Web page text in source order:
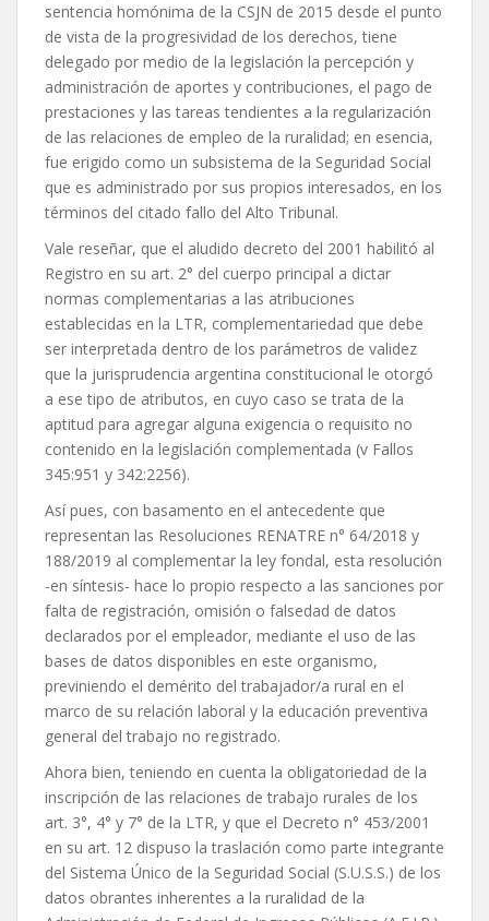
sentencia homónima de la CSJN de 2015 desde el punto
de vista de la progresividad de los derechos, tiene
delegado por medio de la legislación la percepción y
administración de aportes y contribuciones, el pago de
prestaciones y las tareas tendientes a la regularización
de las relaciones de empleo de la ruralidad; en esencia,
fue erigido como un subsistema de la Seguridad Social
que es administrado por sus propios interesados, en los
términos del citado fallo del Alto Tribunal.
Vale reseñar, que el aludido decreto del 2001 habilitó al
Registro en su art. 2° del cuerpo principal a dictar
normas complementarias a las atribuciones
establecidas en la LTR, complementariedad que debe
ser interpretada dentro de los parámetros de validez
que la jurisprudencia argentina constitucional le otorgó
a ese tipo de atributos, en cuyo caso se trata de la
aptitud para agregar alguna exigencia o requisito no
contenido en la legislación complementada (v Fallos
345:951 y 342:2256).
Así pues, con basamento en el antecedente que
representan las Resoluciones RENATRE n° 64/2018 y
188/2019 al complementar la ley fondal, esta resolución
-en síntesis- hace lo propio respecto a las sanciones por
falta de registración, omisión o falsedad de datos
declarados por el empleador, mediante el uso de las
bases de datos disponibles en este organismo,
previniendo el demérito del trabajador/a rural en el
marco de su relación laboral y la educación preventiva
general del trabajo no registrado.
Ahora bien, teniendo en cuenta la obligatoriedad de la
inscripción de las relaciones de trabajo rurales de los
art. 3°, 4° y 7° de la LTR, y que el Decreto n° 453/2001
en su art. 12 dispuso la traslación como parte integrante
del Sistema Único de la Seguridad Social (S.U.S.S.) de los
datos obrantes inherentes a la ruralidad de la